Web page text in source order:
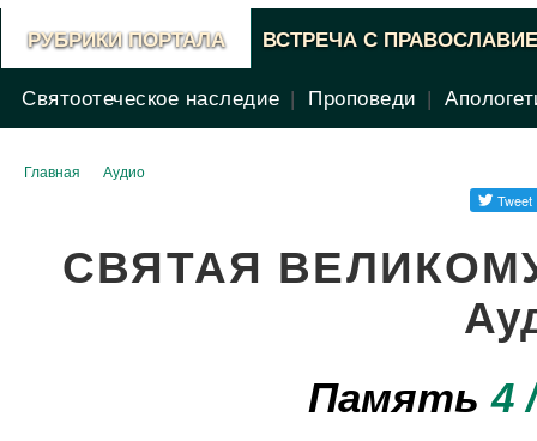
РУБРИКИ ПОРТАЛА ВСТРЕЧА С
Святоотеческое наследие | Проповеди |
ВОПРОСЫ СВЯЩЕННИКУ НОВОСТИ
Главная Аудио
СВЯТАЯ
Память4